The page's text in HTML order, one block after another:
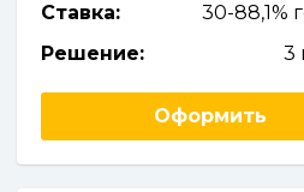
Ставка:
30-88,1%
Решение:
3
Оформить